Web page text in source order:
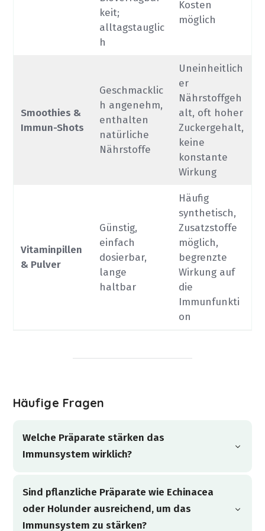
keit;
alltagstauglic
h
Kosten
möglich
Smoothies &
Immun-Shots
Geschmacklic
h angenehm,
enthalten
natürliche
Nährstoffe
Uneinheitlich
er
Nährstoffgeh
alt, oft hoher
Zuckergehalt,
keine
konstante
Wirkung
Vitaminpillen
& Pulver
Günstig,
einfach
dosierbar,
lange
haltbar
Häufig
synthetisch,
Zusatzstoffe
möglich,
begrenzte
Wirkung auf
die
Immunfunkti
on
Häufige Fragen
Welche Präparate stärken das
Immunsystem wirklich?
Ein starkes Immunsystem braucht nicht
maximale Aktivierung, sondern Balance aller
Abwehrmechanismen. Pflanzliche Präparate
Sind pflanzliche Präparate wie Echinacea
oder Holunder ausreichend, um das
Immunsystem zu stärken?